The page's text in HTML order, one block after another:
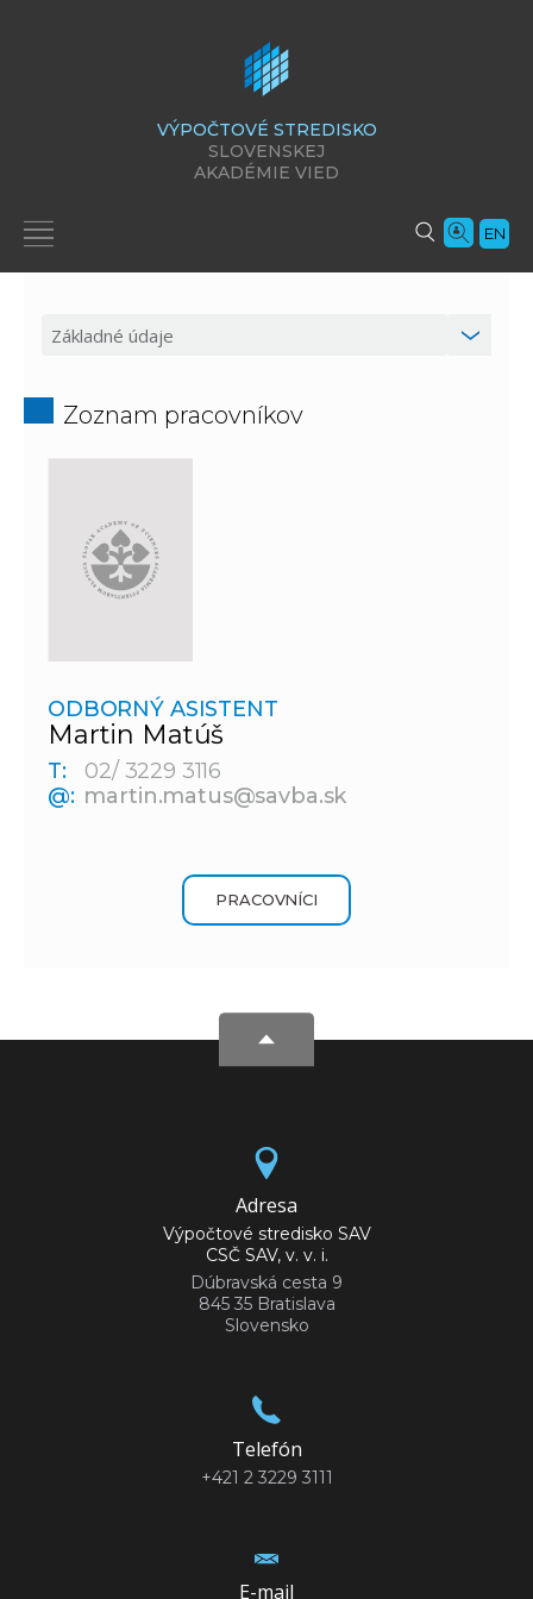
VÝPOČTOVÉ STREDISKO
SLOVENSKEJ
AKADÉMIE VIED
EN
Zoznam pracovníkov
ODBORNÝ ASISTENT
Martin Matúš
T:
02/ 3229 3116
@: martin.matus@savba.sk
PRACOVNÍCI
Adresa
Výpočtové stredisko SAV
CSČ SAV, v. v. i.
Dúbravská cesta 9
845 35 Bratislava
Slovensko
Telefón
+421 2 3229 3111
E-mail